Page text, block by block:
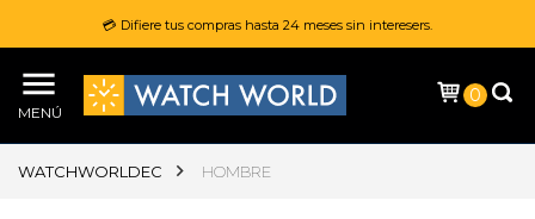
💳 Difiere tus compras hasta 24 meses sin interesers.
MENÚ
0
WATCHWORLDEC HOMBRE